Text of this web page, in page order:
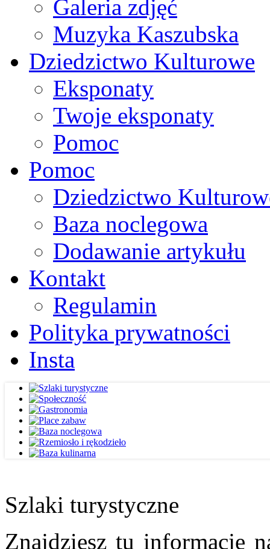
Galeria zdjęć
Muzyka Kaszubska
Dziedzictwo Kulturowe
Eksponaty
Twoje eksponaty
Pomoc
Pomoc
Dziedzictwo
Baza noclegowa
Dodawanie artykułu
Kontakt
Regulamin
Polityka prywatności
Insta
Szlaki turystyczne
Znajdziesz tu informacje